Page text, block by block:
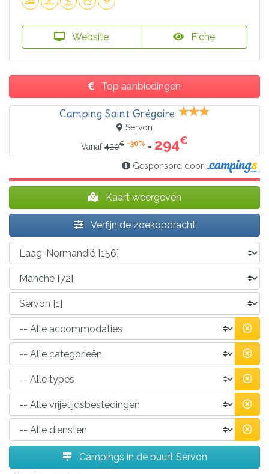
Website Fiche
Top aanbiedingen
Camping Saint Grégoire
Servon
Vanaf420€ -30% = 294€
Gesponsord door
Kaart weergeven
Verfijn de zoekopdracht
Campings in de buurt Servon